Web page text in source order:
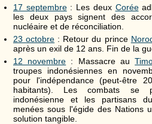
17 septembre: Les deux Corée
les deux pays signent des
nucléaire et de réconciliation.
23 octobre : Retour du prince
après un exil de 12 ans. Fin de la
12 novembre : Massacre au
troupes indonésiennes en
pour l'indépendance (peut-être
habitants). Les combats se
indonésienne et les partisans
menées sous l'égide des Nations
solution tangible.